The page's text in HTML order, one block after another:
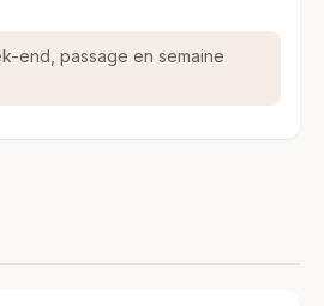
end, passage en semaine